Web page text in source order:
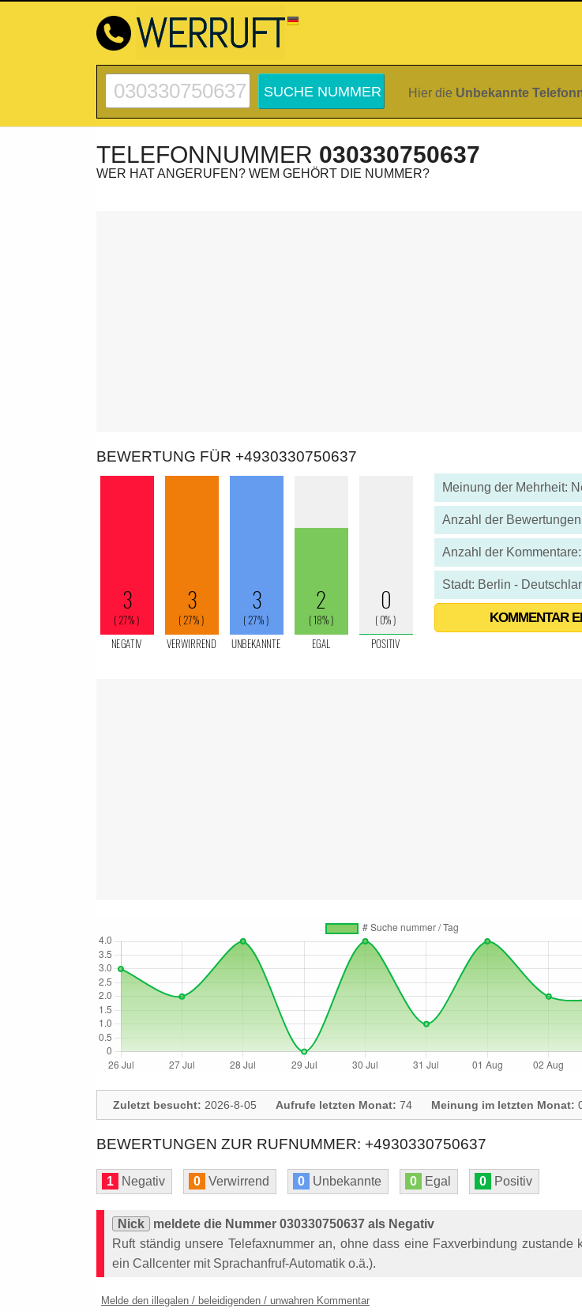
Hier die Unbekannte
TELEFONNUMMER 030330750637
WER HAT ANGERUFEN? WEM GEHÖRT DIE NUMMER?
BEWERTUNG FÜR +4930330750637
Meinung der Mehrheit:
Anzahl der
Anzahl der
Stadt: Berlin -
KOMMENTAR
Zuletzt besucht: 2026-8-05 Aufrufe letzten Monat: 74 Meinung im letzten Monat:
BEWERTUNGEN ZUR RUFNUMMER: +4930330750637
1 Negativ 0 Verwirrend 0 Unbekannte 0 Egal 0 Positiv
Nick
meldete die Nummer 030330750637 als Negativ
Ruft ständig unsere Telefaxnummer an, ohne dass eine Faxverbindung zustande
ein Callcenter mit Sprachanfruf-Automatik o.ä.).
Melde den illegalen / beleidigenden / unwahren Kommentar